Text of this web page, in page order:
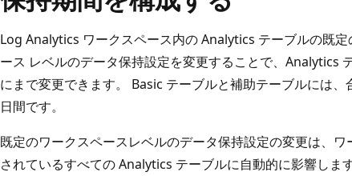
Log Analytics ワークスペース内の Analytics テーブルの既
ース レベルのデータ保持設定を変更することで、Analytics
にまで変更できます。 Basic テーブルと補助テーブルには
日間です。
既定のワークスペースレベルのデータ保持設定の変更は、
されているすべての Analytics テーブルに自動的に影響しま